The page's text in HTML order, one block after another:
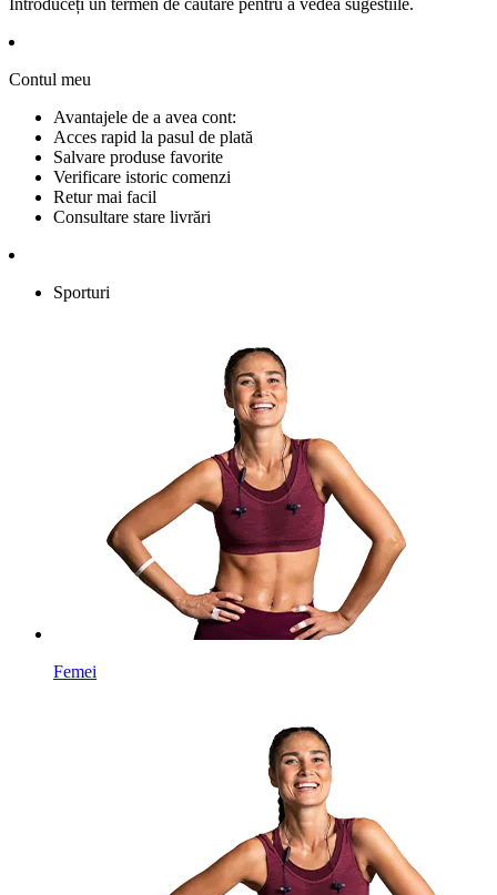
Introduceți un termen de căutare pentru a vedea sugestiile.
Contul meu
Avantajele de a avea cont:
Acces rapid la pasul de plată
Salvare produse favorite
Verificare istoric comenzi
Retur mai facil
Consultare stare livrări
Sporturi
Femei